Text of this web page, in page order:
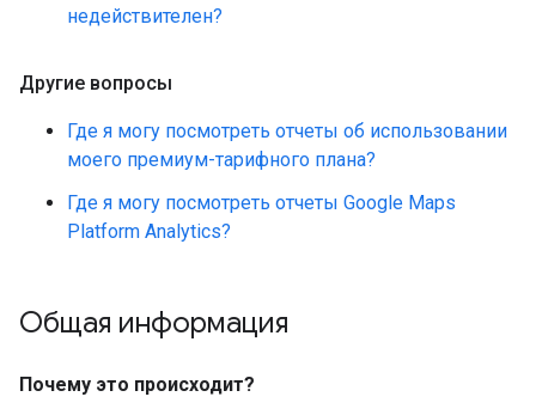
недействителен?
Другие вопросы
Где я могу посмотреть отчеты об использовании
моего премиум-тарифного плана?
Где я могу посмотреть отчеты Google Maps
Platform Analytics?
Общая информация
Почему это происходит?